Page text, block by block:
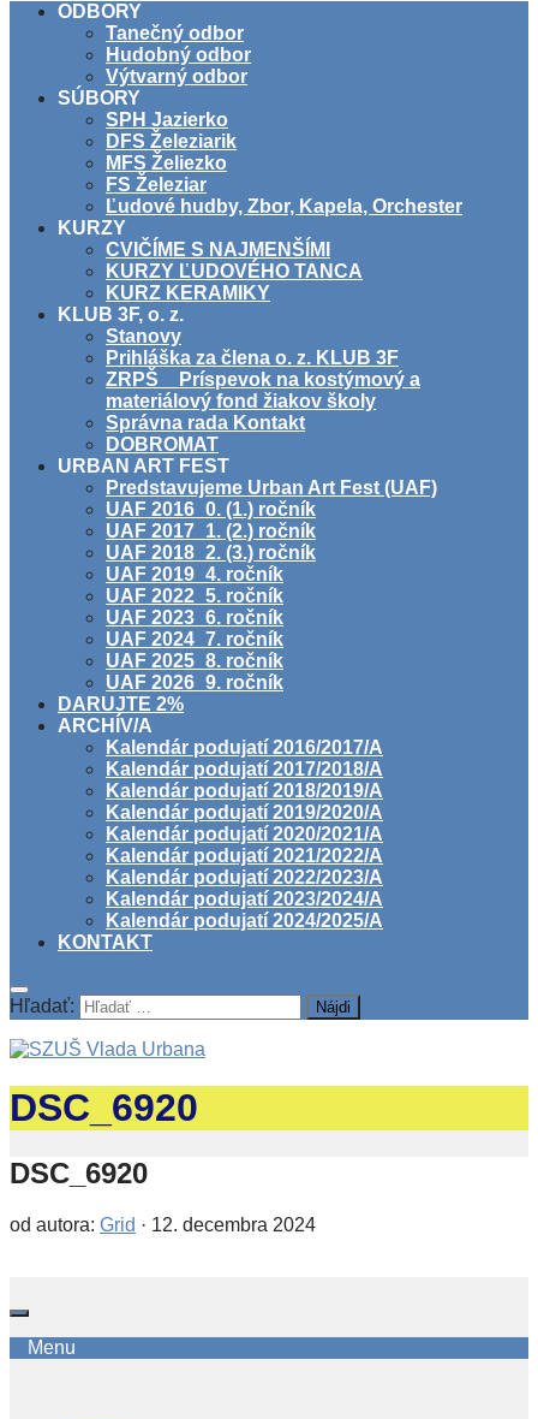
ODBORY
Tanečný odbor
Hudobný odbor
Výtvarný odbor
SÚBORY
SPH Jazierko
DFS Železiarik
MFS Želiezko
FS Železiar
Ľudové hudby, Zbor, Kapela, Orchester
KURZY
CVIČÍME S NAJMENŠÍMI
KURZY ĽUDOVÉHO TANCA
KURZ KERAMIKY
KLUB 3F, o. z.
Stanovy
Prihláška za člena o. z. KLUB 3F
ZRPŠ _ Príspevok na kostýmový a
materiálový fond žiakov školy
Správna rada Kontakt
DOBROMAT
URBAN ART FEST
Predstavujeme Urban Art Fest (UAF)
UAF 2016_0. (1.) ročník
UAF 2017_1. (2.) ročník
UAF 2018_2. (3.) ročník
UAF 2019_4. ročník
UAF 2022_5. ročník
UAF 2023_6. ročník
UAF 2024_7. ročník
UAF 2025_8. ročník
UAF 2026_9. ročník
DARUJTE 2%
ARCHÍV/A
Kalendár podujatí 2016/2017/A
Kalendár podujatí 2017/2018/A
Kalendár podujatí 2018/2019/A
Kalendár podujatí 2019/2020/A
Kalendár podujatí 2020/2021/A
Kalendár podujatí 2021/2022/A
Kalendár podujatí 2022/2023/A
Kalendár podujatí 2023/2024/A
Kalendár podujatí 2024/2025/A
KONTAKT
Hľadať:
DSC_6920
DSC_6920
od autora: Grid · 12. decembra 2024
Menu